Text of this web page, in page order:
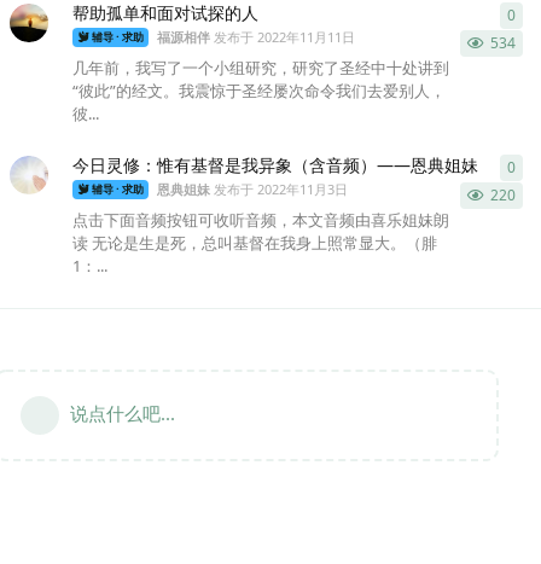
帮助孤单和面对试探的人
辅导 · 求助 福源相伴 发布于2022年11月11日 534
几年前，我写了一个小组研究，研究了圣经中十处讲到
“彼此”的经文。我震惊于圣经屡次命令我们去爱别人，
彼...
0
今日灵修：惟有基督是我异象（含音频）——恩典姐妹
辅导 · 求助 恩典姐妹 发布于2022年11月3日 220
点击下面音频按钮可收听音频，本文音频由喜乐姐妹朗
读 无论是生是死，总叫基督在我身上照常显大。（腓
1：...
0
说点什么吧...